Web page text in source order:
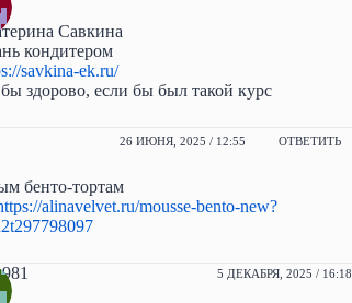
Савкина
кондитером
savkina-ek.ru/
здорово, если бы был такой курс
26 ИЮНЯ, 2025 / 12:55 ОТВЕТИТЬ
бенто-тортам
alinavelvet.ru/mousse-bento-new?
5 ДЕКАБРЯ, 2025 / 16:18